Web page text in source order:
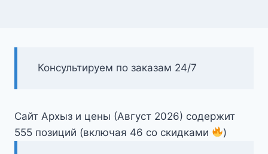
Консультируем по заказам 24/7
Сайт Архыз и цены (Август 2026) содержит
555 позиций (включая 46 со скидками
)